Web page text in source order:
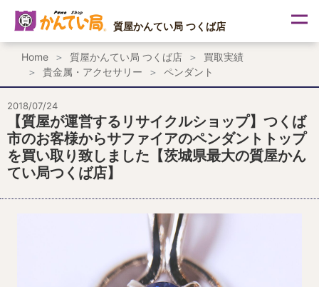
ス
プ
質屋かんてい局 つくば店
Home 質屋かんてい局 つくば店
買取実績
貴金属・アクセサリー
ペンダント
2018/07/24
【質屋が運営するリサイクルショップ】つくば
市のお客様からサファイアのペンダントトップ
を買い取り致しました【茨城県最大の質屋かん
てい局つくば店】